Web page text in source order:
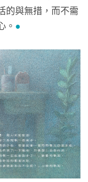
的與無措，而不需
。 ●